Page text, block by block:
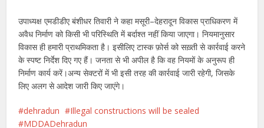
उपाध्यक्ष एमडीडीए बंशीधर तिवारी ने कहा मसूरी–देहरादून विकास प्राधिकरण में
अवैध निर्माण को किसी भी परिस्थिति में बर्दाश्त नहीं किया जाएगा। नियमानुसार
विकास ही हमारी प्राथमिकता है। इसीलिए टास्क फ़ोर्स को सख़्ती से कार्रवाई करने
के स्पष्ट निर्देश दिए गए हैं। जनता से भी अपील है कि वह नियमों के अनुरूप ही
निर्माण कार्य करें।अन्य सेक्टरों में भी इसी तरह की कार्रवाई जारी रहेगी, जिसके
लिए अलग से आदेश जारी किए जाएंगे।
dehradun
Illegal constructions will be sealed
MDDADehradun